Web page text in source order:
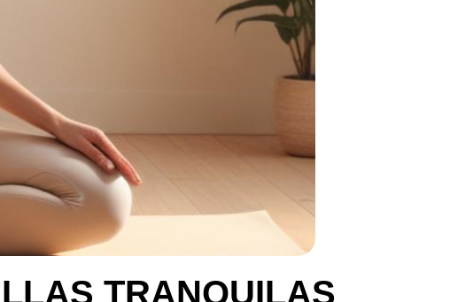
TRANQUILAS